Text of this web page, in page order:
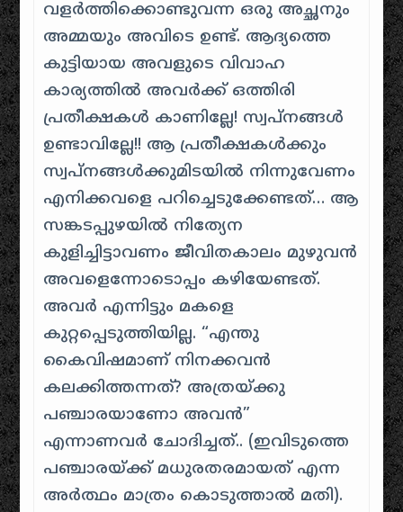
വളര്‍ത്തിക്കൊണ്ടുവന്ന ഒരു അച്ഛനും
അമ്മയും അവിടെ ഉണ്ട്. ആദ്യത്തെ
കുട്ടിയായ അവളുടെ വിവാഹ
കാര്യത്തില്‍ അവര്‍ക്ക് ഒത്തിരി
പ്രതീക്ഷകള്‍ കാണില്ലേ! സ്വപ്നങ്ങള്‍
ഉണ്ടാവില്ലേ!! ആ പ്രതീക്ഷകള്‍ക്കും
സ്വപ്നങ്ങള്‍ക്കുമിടയില്‍ നിന്നുവേണം
എനിക്കവളെ പറിച്ചെടുക്കേണ്ടത്… ആ
സങ്കടപ്പുഴയില്‍ നിത്യേന
കുളിച്ചിട്ടാവണം ജീവിതകാലം മുഴുവന്‍
അവളെന്നോടൊപ്പം കഴിയേണ്ടത്.
അവര്‍ എന്നിട്ടും മകളെ
കുറ്റപ്പെടുത്തിയില്ല. “എന്തു
കൈവിഷമാണ്‌ നിനക്കവന്‍
കലക്കിത്തന്നത്? അത്രയ്ക്കു
പഞ്ചാരയാണോ അവന്‍”
എന്നാണവര്‍ ചോദിച്ചത്.. (ഇവിടുത്തെ
പഞ്ചാരയ്‌ക്ക് മധുരതരമായത് എന്ന
അര്‍ത്ഥം മാത്രം കൊടുത്താല്‍ മതി).